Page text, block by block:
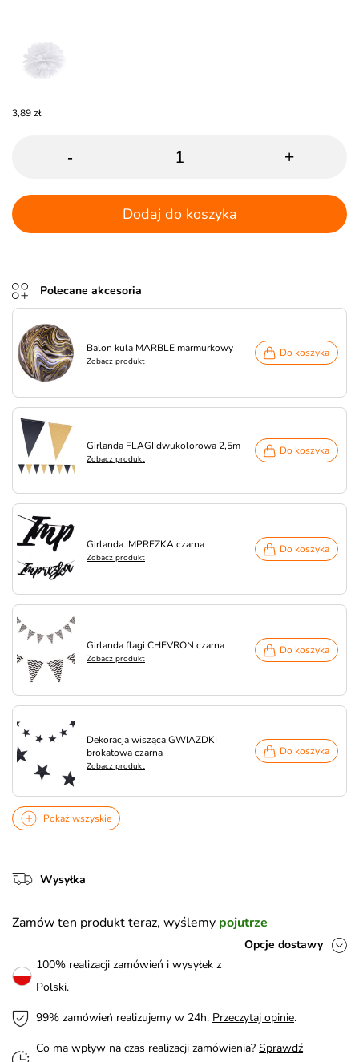
3,89 zł
- +
Dodaj do koszyka
Polecane akcesoria
Balon kula MARBLE marmurkowy
Zobacz produkt
Do koszyka
Girlanda FLAGI dwukolorowa 2,5m
Zobacz produkt
Do koszyka
Girlanda IMPREZKA czarna
Zobacz produkt
Do koszyka
Girlanda flagi CHEVRON czarna
Zobacz produkt
Do koszyka
Dekoracja wisząca GWIAZDKI
brokatowa czarna
Zobacz produkt
Do koszyka
Pokaż wszyskie
Wysyłka
Zamów ten produkt teraz, wyślemy pojutrze
Opcje dostawy
100% realizacji zamówień i wysyłek z
Polski.
99% zamówień realizujemy w 24h. Przeczytaj opinie.
Co ma wpływ na czas realizacji zamówienia? Sprawdź